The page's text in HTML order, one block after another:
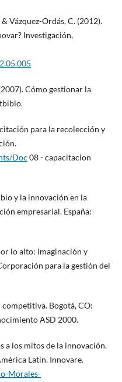
Vázquez-Ordás, C. (2012).
Investigación,
Cómo gestionar la
para la recolección y
Doc 08 - capacitacion
y la innovación en la
empresarial. España:
lo alto: imaginación y
para la gestión del
competitiva. Bogotá, CO:
ASD 2000.
a los mitos de la innovación.
Latin. Innovare.
Morales-